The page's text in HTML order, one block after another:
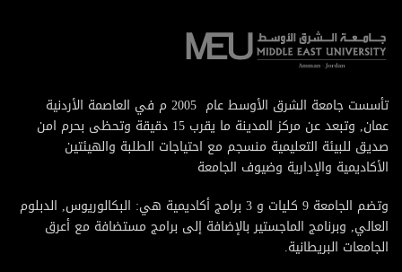
تأسست جامعة الشرق الأوسط عام 2005 م في العاصمة الأردنية
عمان, وتبعد عن مركز المدينة ما يقرب 15 دقيقة وتحظى بحرم امن
صديق للبيئة التعليمية منسجم مع احتياجات الطلبة والهيئتين
الأكاديمية والإدارية وضيوف الجامعة
وتضم الجامعة 9 كليات و 3 برامج أكاديمية هي: البكالوريوس, الدبلوم
العالي, وبرنامج الماجستير بالإضافة إلى برامج مستضافة مع أعرق
الجامعات البريطانية.